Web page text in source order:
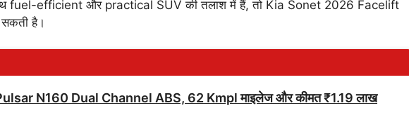
fuel-efficient और practical SUV की तलाश में हैं, तो Kia Sonet 2026 Facelift
है।
N160 Dual Channel ABS, 62 Kmpl माइलेज और कीमत ₹1.19 लाख